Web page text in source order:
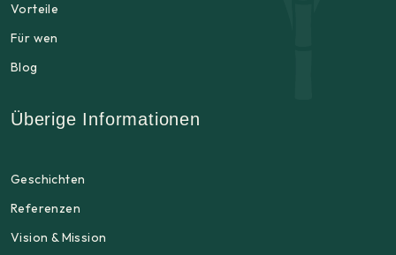
Vorteile
Für wen
Blog
Überige Informationen
Geschichten
Referenzen
Vision & Mission